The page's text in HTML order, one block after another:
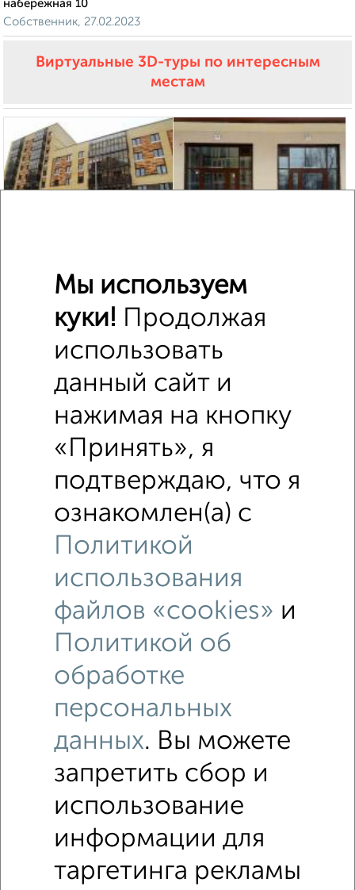
набережная 10
Собственник, 27.02.2023
Виртуальные 3D-туры по интересным
местам
₽ в месяц
Свердловский район, мкр. Южный Берег, Южная
набережная 10
Собственник, 05.02.2023
Помещение свободного назначения, 130 м²
104 000₽ в месяц
Свердловский район, мкр. Южный Берег, Южная
набережная 10
Офисное помещение, 22 м²
в месяц
Октябрьский район, Свободный проспект 48
Мы используем
куки! Продолжая
использовать
данный сайт и
нажимая на кнопку
«Принять», я
подтверждаю, что я
ознакомлен(а) с
Политикой
использования
файлов «cookies» и
Политикой об
обработке
персональных
данных. Вы можете
запретить сбор и
использование
информации для
таргетинга рекламы